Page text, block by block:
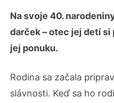
Na svoje 40.
darček – otec jej detí si
jej ponuku.
Rodina sa začala
slávnosti. Keď sa ho